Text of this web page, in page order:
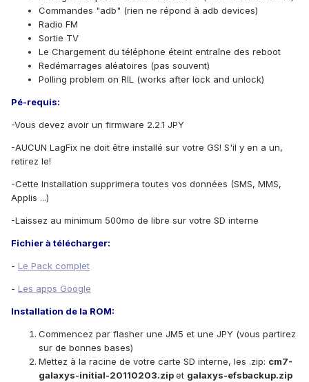
Commandes "adb" (rien ne répond à adb devices)
Radio FM
Sortie TV
Le Chargement du téléphone éteint entraîne des reboot
Redémarrages aléatoires (pas souvent)
Polling problem on RIL (works after lock and unlock)
Pé-requis:
-Vous devez avoir un firmware 2.2.1 JPY
-AUCUN LagFix ne doit être installé sur votre GS! S'il y en a un,
retirez le!
-Cette Installation supprimera toutes vos données (SMS, MMS,
Applis ...)
-Laissez au minimum 500mo de libre sur votre SD interne
Fichier à télécharger:
- Le Pack complet
- Les apps Google
Installation de la ROM:
Commencez par flasher une JM5 et une JPY (vous partirez
sur de bonnes bases)
Mettez à la racine de votre carte SD interne, les .zip: cm7-
galaxys-initial-20110203.zipet galaxys-efsbackup.zip